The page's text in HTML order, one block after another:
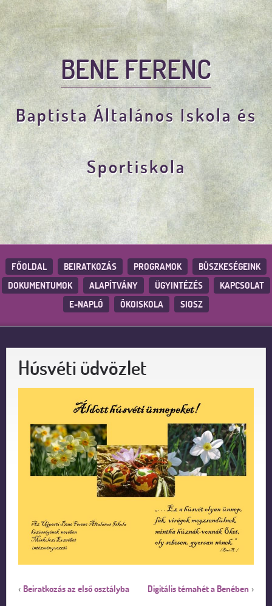
BENE FERENC
Baptista Általános Iskola és
Sportiskola
FŐOLDAL BEIRATKOZÁS PROGRAMOK
BÜSZKESÉGEINK
DOKUMENTUMOK
ALAPÍTVÁNY ÜGYINTÉZÉS
KAPCSOLAT
E-NAPLÓ
ÖKOISKOLA SIOSZ
Húsvéti üdvözlet
‹ Beiratkozás az első osztályba Digitális témahét a Benében ›